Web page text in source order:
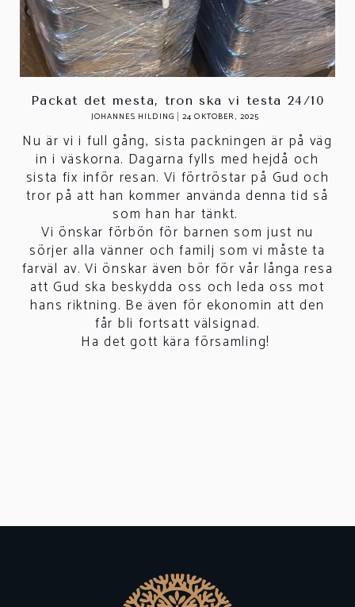
Packat det mesta, tron ska vi testa 24/10
JOHANNES HILDING 24 OKTOBER, 2025
Nu är vi i full gång, sista packningen är på väg
in i väskorna. Dagarna fylls med hejdå och
sista fix inför resan. Vi förtröstar på Gud och
tror på att han kommer använda denna tid så
som han har tänkt.
Vi önskar förbön för barnen som just nu
sörjer alla vänner och familj som vi måste ta
farväl av. Vi önskar även bör för vår långa resa
att Gud ska beskydda oss och leda oss mot
hans riktning. Be även för ekonomin att den
får bli fortsatt välsignad.
Ha det gott kära församling!